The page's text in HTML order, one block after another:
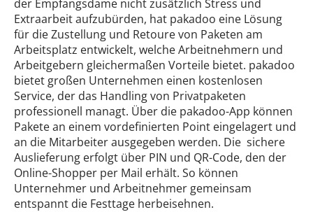
der Empfangsdame nicht zusätzlich Stress und
Extraarbeit aufzubürden, hat pakadoo eine Lösung
für die Zustellung und Retoure von Paketen am
Arbeitsplatz entwickelt, welche Arbeitnehmern und
Arbeitgebern gleichermaßen Vorteile bietet. pakadoo
bietet großen Unternehmen einen kostenlosen
Service, der das Handling von Privatpaketen
professionell managt. Über die pakadoo-App können
Pakete an einem vordefinierten Point eingelagert und
an die Mitarbeiter ausgegeben werden. Die sichere
Auslieferung erfolgt über PIN und QR-Code, den der
Online-Shopper per Mail erhält. So können
Unternehmer und Arbeitnehmer gemeinsam
entspannt die Festtage herbeisehnen.